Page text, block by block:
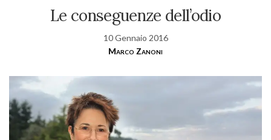
Le conseguenze dell’odio
10 Gennaio 2016
Marco Zanoni